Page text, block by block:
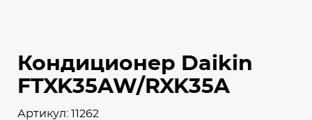
Кондиционер Daikin
FTXK35AW/RXK35A
Артикул: 11262